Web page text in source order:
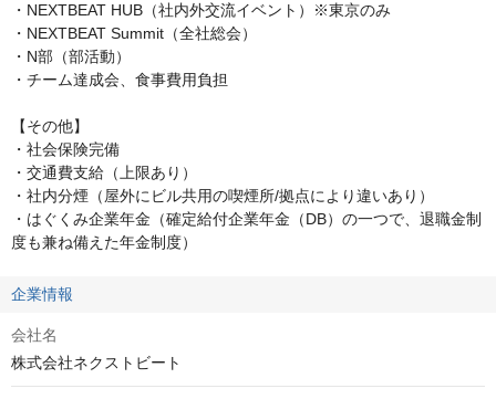
・NEXTBEAT HUB（社内外交流イベント）※東京のみ
・NEXTBEAT Summit（全社総会）
・N部（部活動）
・チーム達成会、食事費用負担
【その他】
・社会保険完備
・交通費支給（上限あり）
・社内分煙（屋外にビル共用の喫煙所/拠点により違いあり）
・はぐくみ企業年金（確定給付企業年金（DB）の一つで、退職金制
度も兼ね備えた年金制度）
企業情報
会社名
株式会社ネクストビート